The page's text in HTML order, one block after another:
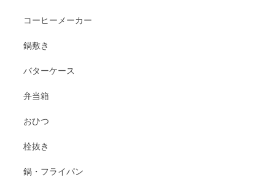
コーヒーメーカー
鍋敷き
バターケース
弁当箱
おひつ
栓抜き
鍋・フライパン